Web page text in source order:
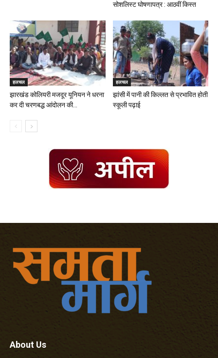
सोशलिस्ट घोषणापत्र : आठवीं किस्त
हलचल
झारखंड कोलियरी मजदूर यूनियन ने धरना
कर दी चरणबद्ध आंदोलन की...
हलचल
झांसी में पानी की किल्लत से प्रभावित होती
स्कूली पढ़ाई
About Us